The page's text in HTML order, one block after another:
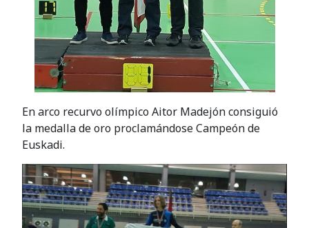
En arco recurvo olímpico Aitor Madejón consiguió
la medalla de oro proclamándose Campeón de
Euskadi.